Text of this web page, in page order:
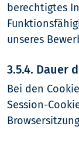
berechtigtes
unseres
3.5.4. Dauer
Bei den
Session-